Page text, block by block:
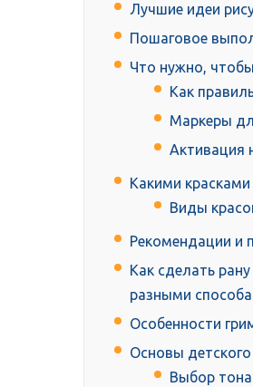
Лучшие идеи
Пошаговое
Что нужно,
Как
Маркеры
Активация
Какими
Виды
Рекомендации и
Как сделать
разными
Особенности
Основы
Выбор тона